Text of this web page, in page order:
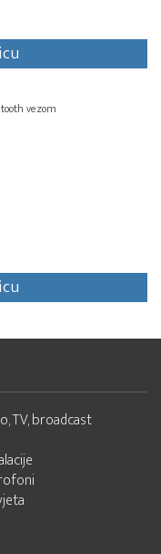
vezom
TV, broadcast